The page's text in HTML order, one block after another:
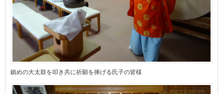
鎮めの大太鼓を叩き共に祈願を捧げる氏子の皆様